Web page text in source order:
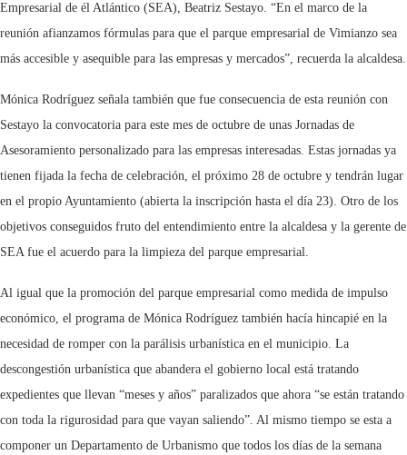
Empresarial de él Atlántico (SEA), Beatriz Sestayo. “En el marco de la
reunión afianzamos fórmulas para que el parque empresarial de Vimianzo sea
más accesible y asequible para las empresas y mercados”, recuerda la alcaldesa.
Mónica Rodríguez señala también que fue consecuencia de esta reunión con
Sestayo la convocatoria para este mes de octubre de unas Jornadas de
Asesoramiento personalizado para las empresas interesadas. Estas jornadas ya
tienen fijada la fecha de celebración, el próximo 28 de octubre y tendrán lugar
en el propio Ayuntamiento (abierta la inscripción hasta el día 23). Otro de los
objetivos conseguidos fruto del entendimiento entre la alcaldesa y la gerente de
SEA fue el acuerdo para la limpieza del parque empresarial.
Al igual que la promoción del parque empresarial como medida de impulso
económico, el programa de Mónica Rodríguez también hacía hincapié en la
necesidad de romper con la parálisis urbanística en el municipio. La
descongestión urbanística que abandera el gobierno local está tratando
expedientes que llevan “meses y años” paralizados que ahora “se están tratando
con toda la rigurosidad para que vayan saliendo”. Al mismo tiempo se esta a
componer un Departamento de Urbanismo que todos los días de la semana